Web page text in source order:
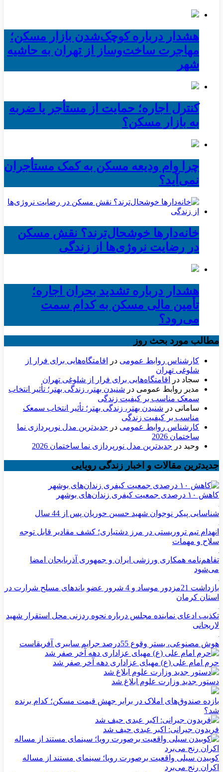
هشدار درباره کوچک‌شدن بازار مسکن؛
مهاجرت ساخت‌وساز از تهران به حاشیه‌
شهر
کنترل اجاره؛ حمایت از مستأجر یا ضربه
به بازار مسکن؟
چرا وام ودیعه مسکن به کمک مستأجران
نمی‌آید؟
خانه‌دارها خوشحال‌ترند؟ نقش مسکن
در رضایت نروژی‌ها از زندگی
هشدار درباره تشدید بحران اجاره؛
تأمین مالی مسکن به کدام سمت
می‌رود؟
مطالب مورد بحث روز
کارشناس روابط عمومی در
اقامتگاه‌هایی برای فرار از
شلوغی تهران
سجاد در
اقامتگاه‌هایی برای فرار از شلوغی تهران
مدیر روابط عمومی در شنیدن بهتر، زندگی بهتر؛ تأثیر انتخاب
سمعک مناسب بر کیفیت زندگی
سامانی در شنیدن بهتر، زندگی بهتر؛ تأثیر انتخاب سمعک
مناسب بر کیفیت زندگی
کارشناس روابط عمومی در جدیدترین مدل نورپردازی نما
ساختمان 2026
وحید در جدیدترین مدل نورپردازی نما ساختمان 2026
جدیدترین مقالات و اخبار زندگی رویایی
کاهش ۱۰ درصدی جمعیت کیفری زندان‌های بوشهر
شناسایی پیکر نوجوان شهید حسین حوریان پس از 44 سال
انهدام تیم تروریستی در مرز دشتیاری؛ کشف مقادیر قابل توجه
سلاح و مهمات
تفاهم‌نامه همکاری ورزشی ایران و جمهوری آذربایجان امضا
می‌شود
بازداشت 21مزدور موساد و 4 شرور عضو باندهای مسلح شرارت در
استان کرمان
تکذیب ادعای نماینده مجلس درباره نحوه ردزنی محل استقرار شهید
لاریجانی
هوش مصنوعی، بستر وقوع 55درصد جرایم سایبری آفریقاست
حرم امام علی (ع) مهیای عزاداری دهه آخر صفر شد
دستور جدید وزارت علوم ابلاغ شد
بازده صندوق‌های املاک در برابر جهش قیمت مسکن؛ کدام برنده
شد؟
فریدون جیرانی: اکبر عبدی حیف شد
کوبیدن سیلی واقعیت برصورت رویا؛ سینمای مستند از مساله
اکران رنج می‌برد